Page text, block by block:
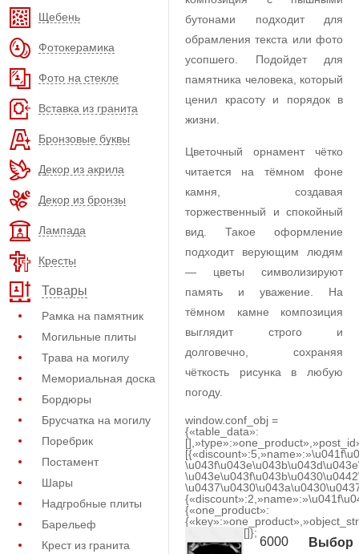
Щебень
Фотокерамика
Фото на стекле
Вставка из гранита
Бронзовые буквы
Декор из акрила
Декор из бронзы
Лампада
Кресты
Товары
Рамка на памятник
Могильные плиты
Трава на могилу
Мемориальная доска
Бордюры
Брусчатка на могилу
Поребрик
Постамент
Шары
Надгробные плиты
Барельеф
Крест из гранита
бутонами подходит для
обрамления текста или фото
усопшего. Подойдет для
памятника человека, который
ценил красоту и порядок в
жизни.
Цветочный орнамент чётко
читается на тёмном фоне
камня, создавая
торжественный и спокойный
вид. Такое оформление
подходит верующим людям
— цветы символизируют
память и уважение. На
тёмном камне композиция
выглядит строго и
долговечно, сохраняя
чёткость рисунка в любую
погоду.
window.conf_obj =
{«table_data»:
{«one_product»:
[]};
6000
Выбор